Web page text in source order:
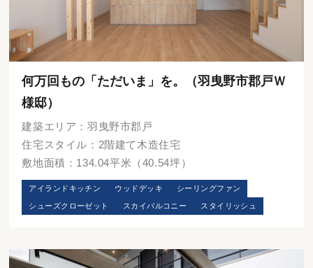
何万回もの「ただいま」を。（羽曳野市郡戸Ｗ
様邸）
建築エリア：羽曳野市郡戸
住宅スタイル：2階建て木造住宅
敷地面積：134.04平米（40.54坪）
アイランドキッチン ウッドデッキ シーリングファン
シューズクローゼット スカイバルコニー スタイリッシュ